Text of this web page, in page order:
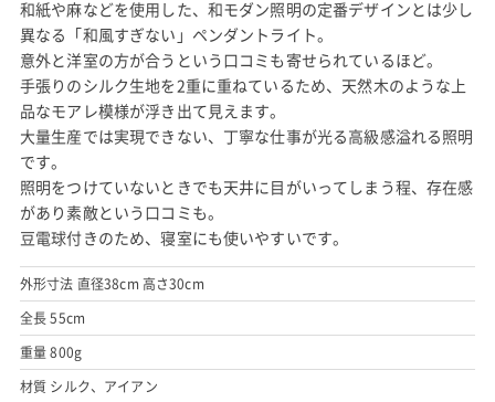
和紙や麻などを使用した、和モダン照明の定番デザインとは少し
異なる「和風すぎない」ペンダントライト。
意外と洋室の方が合うという口コミも寄せられているほど。
手張りのシルク生地を2重に重ねているため、天然木のような上
品なモアレ模様が浮き出て見えます。
大量生産では実現できない、丁寧な仕事が光る高級感溢れる照明
です。
照明をつけていないときでも天井に目がいってしまう程、存在感
があり素敵という口コミも。
豆電球付きのため、寝室にも使いやすいです。
外形寸法 直径38cm 高さ30cm
全長 55cm
重量 800g
材質 シルク、アイアン